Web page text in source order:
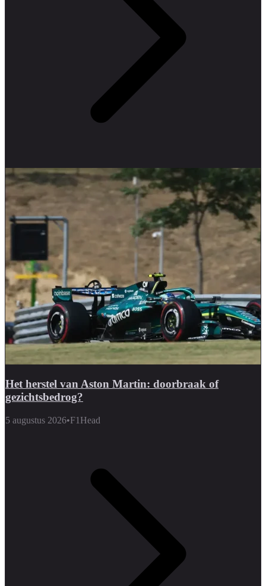
Het herstel van Aston Martin: doorbraak of
gezichtsbedrog?
5 augustus 2026•F1Head